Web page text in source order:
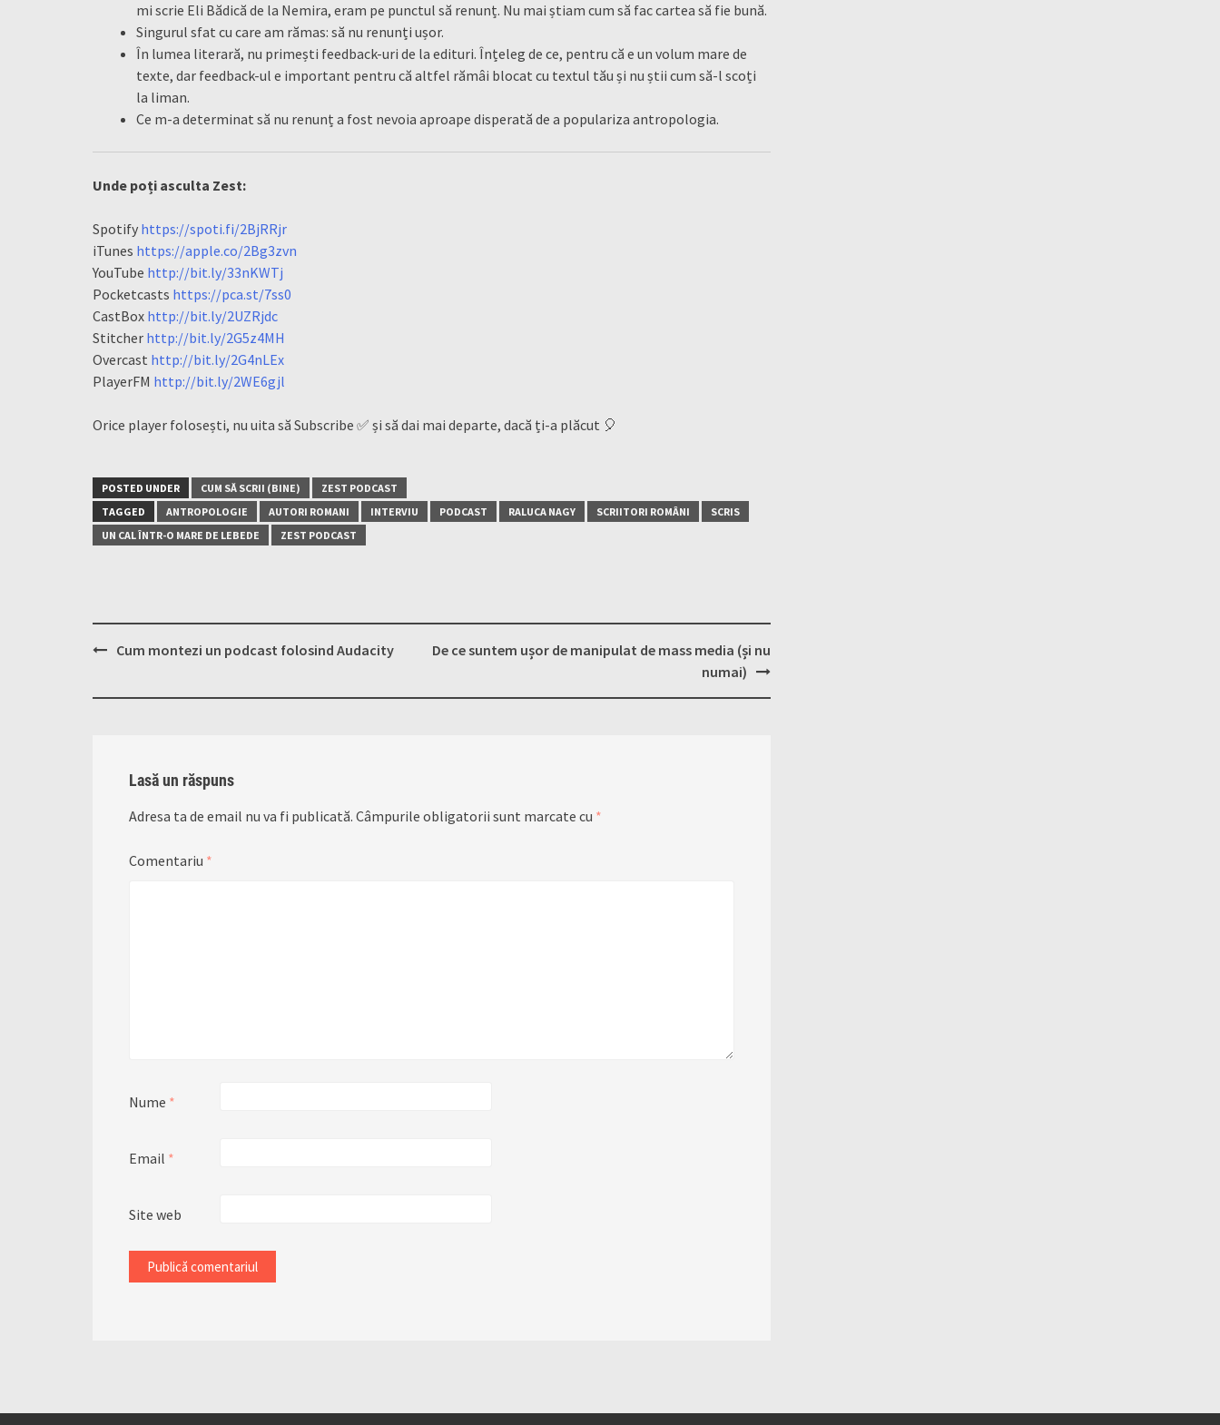
mi scrie Eli Bădică de la Nemira, eram pe punctul să renunț. Nu mai știam cum să fac cartea să fie bună.
Singurul sfat cu care am rămas: să nu renunți ușor.
În lumea literară, nu primești feedback-uri de la edituri. Înțeleg de ce, pentru că e un volum mare de
texte, dar feedback-ul e important pentru că altfel rămâi blocat cu textul tău și nu știi cum să-l scoți
la liman.
Ce m-a determinat să nu renunț a fost nevoia aproape disperată de a populariza antropologia.
Unde poți asculta Zest:
Spotify https://spoti.fi/2BjRRjr
iTunes https://apple.co/2Bg3zvn
YouTube http://bit.ly/33nKWTj
Pocketcasts https://pca.st/7ss0
CastBox http://bit.ly/2UZRjdc
Stitcher http://bit.ly/2G5z4MH
Overcast http://bit.ly/2G4nLEx
PlayerFM http://bit.ly/2WE6gjl
Orice player folosești, nu uita să Subscribe ✅ și să dai mai departe, dacă ți-a plăcut 🎈
POSTED UNDER CUM SĂ SCRII (BINE)
ZEST PODCAST
TAGGED
ANTROPOLOGIE AUTORI ROMANI INTERVIU PODCAST RALUCA NAGY SCRIITORI ROMÂNI
SCRIS
UN CAL ÎNTR-O MARE DE LEBEDE
ZEST PODCAST
PostCum montezi un podcast folosind Audacity
De ce suntem ușor de manipulat de mass media (și nu
numai)
Lasă un răspuns
Adresa ta de email nu va fi publicată. Câmpurile obligatorii sunt marcate cu *
Comentariu *
Nume *
Email *
Site web